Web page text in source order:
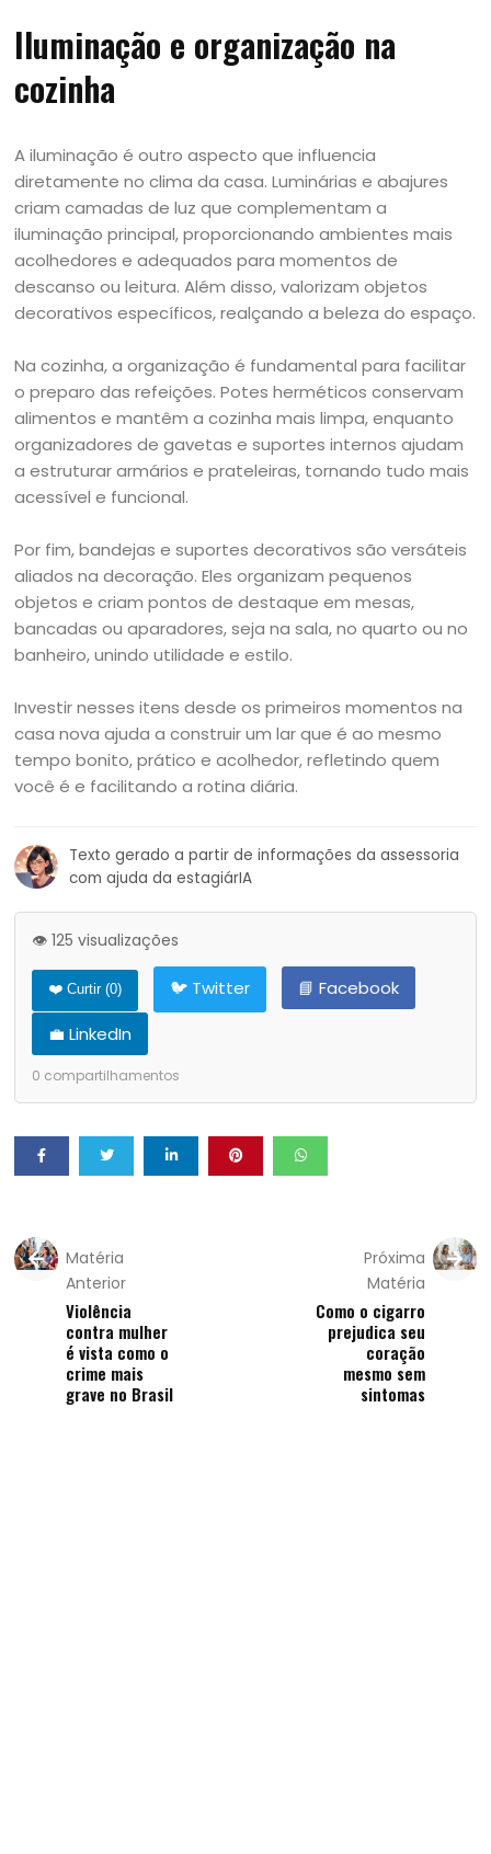
Iluminação e organização na
cozinha
A iluminação é outro aspecto que influencia
diretamente no clima da casa. Luminárias e abajures
criam camadas de luz que complementam a
iluminação principal, proporcionando ambientes mais
acolhedores e adequados para momentos de
descanso ou leitura. Além disso, valorizam objetos
decorativos específicos, realçando a beleza do espaço.
Na cozinha, a organização é fundamental para facilitar
o preparo das refeições. Potes herméticos conservam
alimentos e mantêm a cozinha mais limpa, enquanto
organizadores de gavetas e suportes internos ajudam
a estruturar armários e prateleiras, tornando tudo mais
acessível e funcional.
Por fim, bandejas e suportes decorativos são versáteis
aliados na decoração. Eles organizam pequenos
objetos e criam pontos de destaque em mesas,
bancadas ou aparadores, seja na sala, no quarto ou no
banheiro, unindo utilidade e estilo.
Investir nesses itens desde os primeiros momentos na
casa nova ajuda a construir um lar que é ao mesmo
tempo bonito, prático e acolhedor, refletindo quem
você é e facilitando a rotina diária.
Texto gerado a partir de informações da assessoria
com ajuda da estagiárIA
👁️ 125 visualizações
❤️ Curtir (0) 🐦 Twitter
📘 Facebook
💼 LinkedIn
0 compartilhamentos
Matéria
Anterior
Violência
contra mulher
é vista como o
crime mais
grave no Brasil
Próxima
Matéria
Como o cigarro
prejudica seu
coração
mesmo sem
sintomas